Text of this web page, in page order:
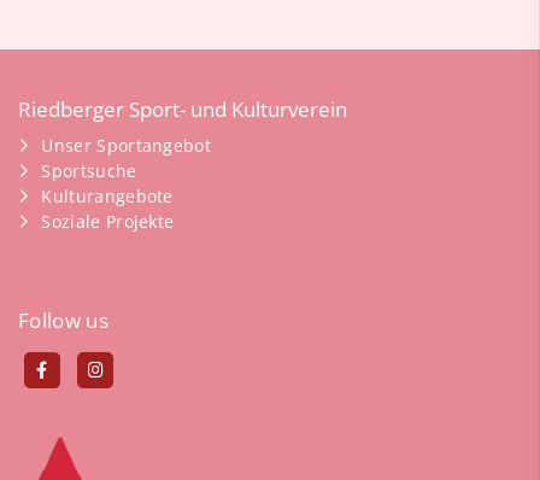
Riedberger Sport- und Kulturverein
Unser Sportangebot
Sportsuche
Kulturangebote
Soziale Projekte
Follow us